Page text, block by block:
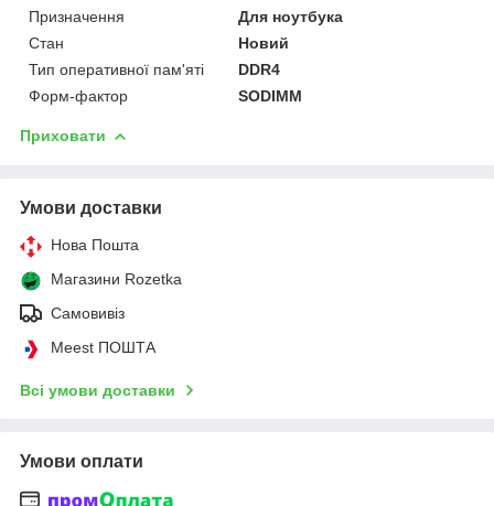
Призначення
Для ноутбука
Стан
Новий
Тип оперативної пам'яті
DDR4
Форм-фактор
SODIMM
Приховати
Умови доставки
Нова Пошта
Магазини Rozetka
Самовивіз
Meest ПОШТА
Всі умови доставки
Умови оплати